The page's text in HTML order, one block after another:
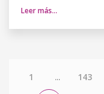
Leer más…
1 ... 143